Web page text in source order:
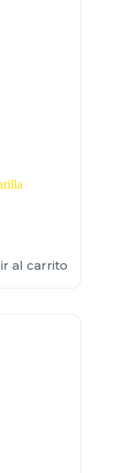
al carrito